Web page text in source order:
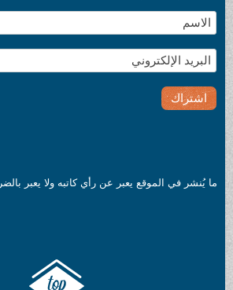
يعبر عن رأي كاتبه ولا يعبر بالضرور عن رأي الرابطة